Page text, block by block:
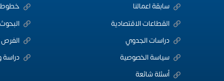
سابقة اعمالنا
القطاعات الاقتصادية
دراسات الجدوي
سياسة الخصوصية
أسئلة شائعة
خطوط
الفرص
دراسة